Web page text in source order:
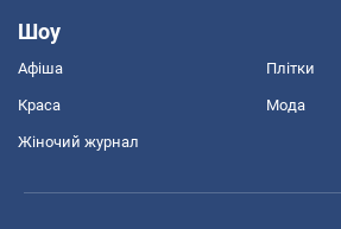
Шоу
Афіша Плітки
Краса Мода
Жіночий журнал